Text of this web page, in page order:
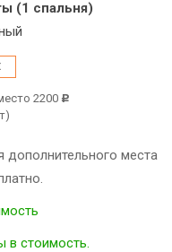
(1 спальня)
2200 c
дополнительного места
в стоимость.